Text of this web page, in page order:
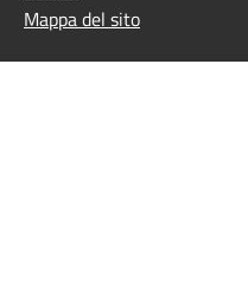
Mappa del sito